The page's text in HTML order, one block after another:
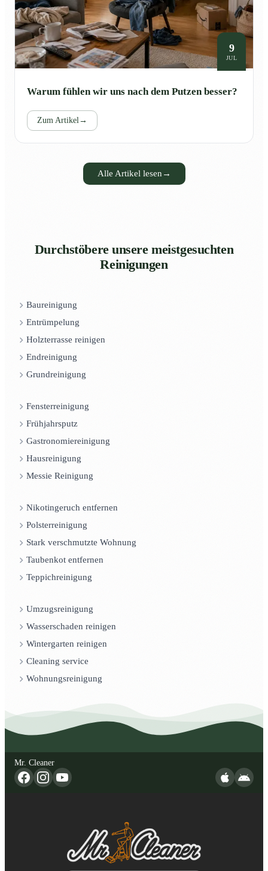
9
JUL
Warum fühlen wir uns nach dem Putzen besser?
Zum Artikel→
Alle Artikel lesen →
Durchstöbere unsere meistgesuchten
Reinigungen
Baureinigung
Entrümpelung
Holzterrasse reinigen
Endreinigung
Grundreinigung
Fensterreinigung
Frühjahrsputz
Gastronomiereinigung
Hausreinigung
Messie Reinigung
Nikotingeruch entfernen
Polsterreinigung
Stark verschmutzte Wohnung
Taubenkot entfernen
Teppichreinigung
Umzugsreinigung
Wasserschaden reinigen
Wintergarten reinigen
Cleaning service
Wohnungsreinigung
Mr. Cleaner